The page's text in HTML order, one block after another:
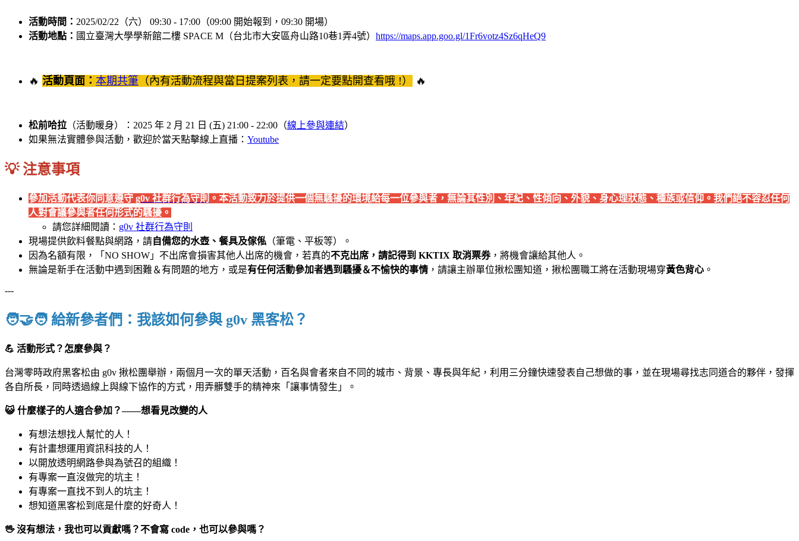
活動時間： 2025/02/22（六） 09:30 - 17:00（09:00 開始報到，09:30 開場）
活動地點： 國立臺灣大學學新館二樓 SPACE M（台北市大安區舟山路10巷1弄4號） https://maps.app.goo.gl/1Fr6votz4Sz6qHeQ9
🔥 活動頁面： 本期共筆 （內有活動流程與當日提案列表，請一定要點開查看哦 !） 🔥
松前哈拉 （活動暖身）：2025 年 2 月 21 日 (五) 21:00 - 22:00（線上參與連結）
如果無法實體參與活動，歡迎於當天點擊線上直播： Youtube
💡 注意事項
參加活動代表你同意遵守 g0v 社群行為守則 。本活動致力於提供一個無騷擾的環境給每一位參與者，無論其性別、年紀、性傾向、外貌、身心理狀態、種族或信仰。我們絕不容忍任何
人對會議參與者任何形式的騷擾。
請您詳細閱讀： g0v 社群行為守則
現場提供飲料餐點與網路，請自備您的水壺、餐具及傢俬 （筆電、平板等）。
因為名額有限，「NO SHOW」不出席會損害其他人出席的機會，若真的不克出席，請記得到 KKTIX 取消票券，將機會讓給其他人。
無論是新手在活動中遇到困難＆有問題的地方，或是有任何活動參加者遇到騷擾＆不愉快的事情 ，請讓主辦單位揪松團知道，揪松團職工將在活動現場穿黃色背心 。
---
🧑‍🤝‍🧑 給新參者們：我該如何參與 g0v 黑客松？
💪 活動形式？怎麼參與？
台灣零時政府黑客松由 g0v 揪松團舉辦，兩個月一次的單天活動，百名與會者來自不同的城市、背景、專長與年紀，利用三分鐘快速發表自己想做的事，並在現場尋找志同道合的夥伴，發揮
各自所長，同時透過線上與線下協作的方式，用弄髒雙手的精神來「讓事情發生」。
😺 什麼樣子的人適合參加？——想看見改變的人
有想法想找人幫忙的人！
有計畫想運用資訊科技的人！
以開放透明網路參與為號召的組織！
有專案一直沒做完的坑主！
有專案一直找不到人的坑主！
想知道黑客松到底是什麼的好奇人！
🖖 沒有想法，我也可以貢獻嗎？不會寫 code，也可以參與嗎？